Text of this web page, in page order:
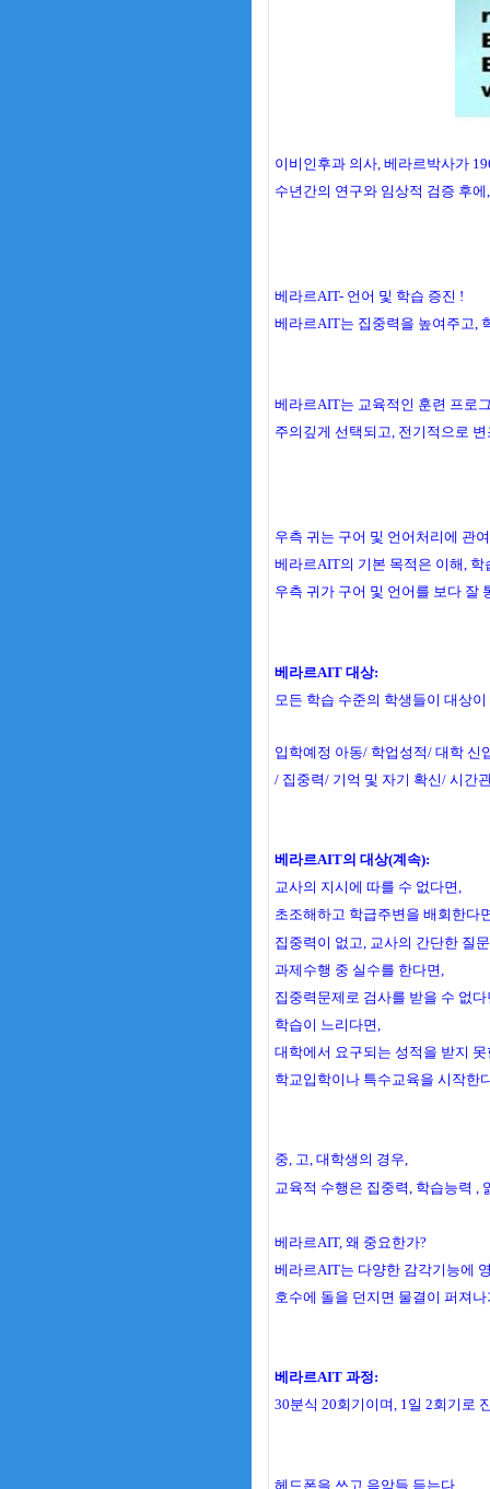
이비인후과 의사, 베라르박사가
수년간의 연구와 임상적 검증 후
베라르AIT- 언어 및 학습 증진 !
베라르AIT는 집중력을 높여주고,
베라르AIT는 교육적인 훈련 프로
주의깊게 선택되고, 전기적으로
우측 귀는 구어 및 언어처리에 관
베라르AIT의 기본 목적은 이해, 학
우측 귀가 구어 및 언어를 보다 잘
베라르AIT 대상:
모든 학습 수준의 학생들이 대상
입학예정 아동/ 학업성적/ 대학 신
/ 집중력/ 기억 및 자기 확신/ 시간
베라르AIT의 대상(계속):
교사의 지시에 따를 수 없다면,
초조해하고 학급주변을 배회한다
집중력이 없고, 교사의 간단한 질
과제수행 중 실수를 한다면,
집중력문제로 검사를 받을 수 없다
학습이 느리다면,
대학에서 요구되는 성적을 받지 못
학교입학이나 특수교육을 시작한
중, 고, 대학생의 경우,
교육적 수행은 집중력, 학습능력 ,
베라르AIT, 왜 중요한가?
베라르AIT는 다양한 감각기능에
호수에 돌을 던지면 물결이 퍼져
베라르AIT 과정:
30분식 20회기이며, 1일 2회기로
헤드폰을 쓰고 음악들 듣는다.